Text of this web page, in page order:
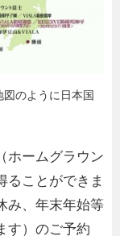
図のように日本国
ホームグラウン
ることができま
み、年末年始等
す）のご予約